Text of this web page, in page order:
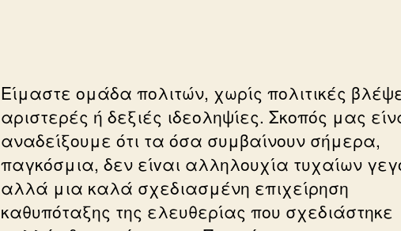
Είμαστε ομάδα πολιτών, χωρίς πολιτικές
αριστερές ή δεξιές ιδεοληψίες. Σκοπός μας
αναδείξουμε ότι τα όσα συμβαίνουν σήμερα,
παγκόσμια, δεν είvαι αλληλουχία τυχαίων
αλλά μια καλά σχεδιασμένη επιχείρηση
καθυπόταξης της ελευθερίας που σχεδιάστηκε